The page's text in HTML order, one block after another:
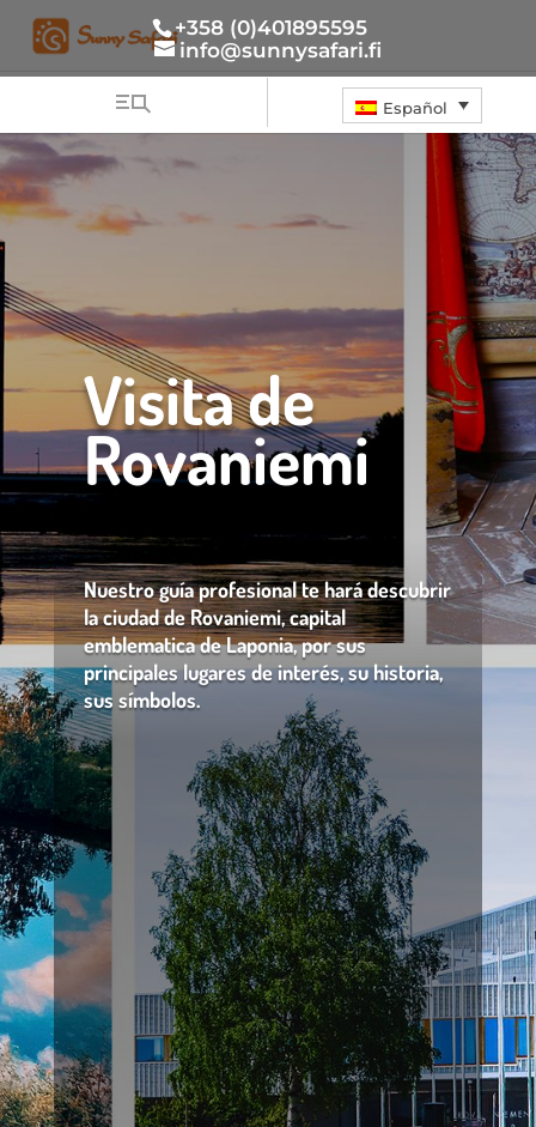
+358 (0)401895595
info@sunnysafari.fi
Español
Visita de
Rovaniemi
Nuestro guía profesional te hará descubrir
la ciudad de Rovaniemi, capital
emblematica de Laponia, por sus
principales lugares de interés, su historia,
sus símbolos.